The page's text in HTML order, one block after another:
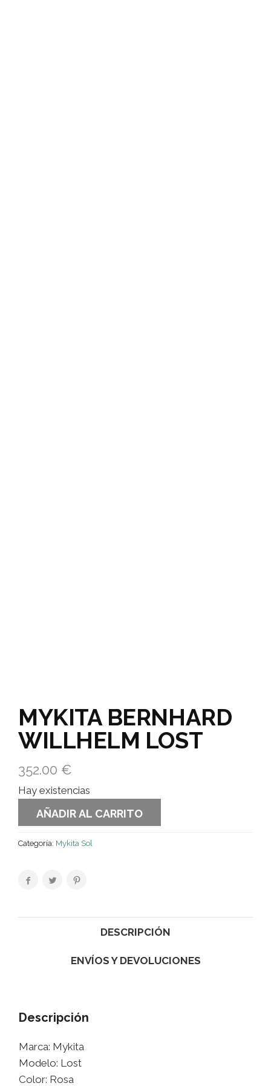
MYKITA BERNHARD
WILLHELM LOST
352.00 €
Hay existencias
AÑADIR AL CARRITO
Categoría: Mykita Sol
DESCRIPCIÓN
ENVÍOS Y DEVOLUCIONES
Descripción
Marca: Mykita
Modelo: Lost
Color: Rosa